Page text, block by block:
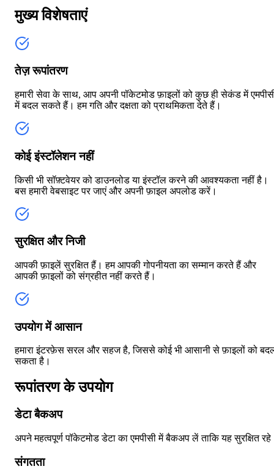
मुख्य विशेषताएं
तेज़ रूपांतरण
हमारी सेवा के साथ, आप अपनी पॉकेटमोड फ़ाइलों को कुछ ही सेकंड में
में बदल सकते हैं। हम गति और दक्षता को प्राथमिकता देते हैं।
कोई इंस्टॉलेशन नहीं
किसी भी सॉफ़्टवेयर को डाउनलोड या इंस्टॉल करने की आवश्यकता नहीं है।
बस हमारी वेबसाइट पर जाएं और अपनी फ़ाइल अपलोड करें।
सुरक्षित और निजी
आपकी फ़ाइलें सुरक्षित हैं। हम आपकी गोपनीयता का सम्मान करते हैं और
आपकी फ़ाइलों को संग्रहीत नहीं करते हैं।
उपयोग में आसान
हमारा इंटरफ़ेस सरल और सहज है, जिससे कोई भी आसानी से फ़ाइलों को
सकता है।
रूपांतरण के उपयोग
डेटा बैकअप
अपने महत्वपूर्ण पॉकेटमोड डेटा का एमपीसी में बैकअप लें ताकि यह सुरक्षित
संगतता